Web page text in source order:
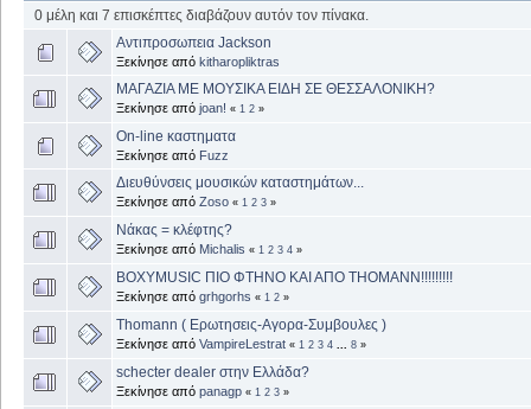
0 μέλη και 7 επισκέπτες διαβάζουν αυτόν τον πίνακα.
Αντιπροσωπεια Jackson
Ξεκίνησε από kitharopliktras
ΜΑΓΑΖΙΑ ΜΕ ΜΟΥΣΙΚΑ ΕΙΔΗ ΣΕ ΘΕΣΣΑΛΟΝΙΚΗ?
Ξεκίνησε από joan! « 1 2 »
On-line καστηματα
Ξεκίνησε από Fuzz
Διευθύνσεις μουσικών καταστημάτων...
Ξεκίνησε από Zoso « 1 2 3 »
Νάκας = κλέφτης?
Ξεκίνησε από Michalis « 1 2 3 4 »
ΒΟΧYMUSIC ΠΙΟ ΦΤΗΝΟ ΚΑΙ ΑΠΟ ΤΗΟΜΑΝΝ!!!!!!!!!
Ξεκίνησε από grhgorhs « 1 2 »
Thomann ( Ερωτησεις-Αγορα-Συμβουλες )
Ξεκίνησε από VampireLestrat « 1 2 3 4 8 »
schecter dealer στην Ελλάδα?
Ξεκίνησε από panagp « 1 2 3 »